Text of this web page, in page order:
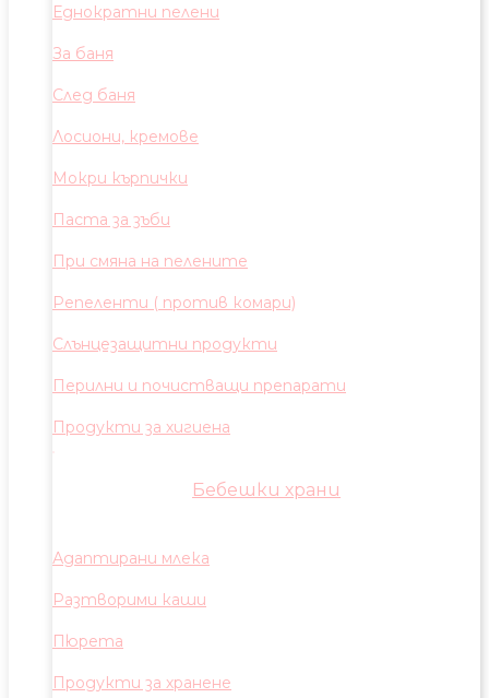
Еднократни пелени
За баня
След баня
Лосиони, кремове
Мокри кърпички
Паста за зъби
При смяна на пелените
Репеленти ( против комари)
Слънцезащитни продукти
Перилни и почистващи препарати
Продукти за хигиена
Бебешки храни
Адаптирани млека
Разтворими каши
Пюрета
Продукти за хранене